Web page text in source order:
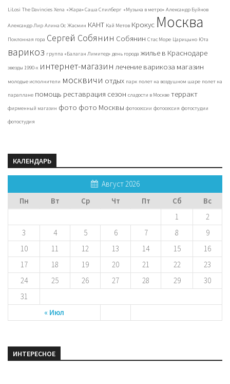
LiLosi The Davincies Xena «Жара» Саша Спилберг «Музыка в метро» Александр Буйнов
Александр Лир Алина Ос Жасмин КАНТ Кай Метов Крокус Москва
Поклонная гора Сергей Собянин Собянин Стас Море Царицыно Юта
варикоз группа «Балаган Лимитед» день города жилье в Краснодаре
звезды 1990-х интернет-магазин лечение варикоза магазин
молодые исполнители москвичи отдых парк полет на воздушном шаре полет на
параплане помощь реставрация сезон сладости в Москве терракт
фирменный магазин фото фото Москвы фотосессии фотосессия фотостудии
фотостудия
КАЛЕНДАРЬ
Август 2026
Пн
Вт Ср Чт Пт Сб Вс
« Июл
1
2
3
4 5 6 7 8
9
10
11 12 13 14 15
16
17
18 19 20 21 22
23
24
25 26 27 28 29
30
31
ИНТЕРЕСНОЕ